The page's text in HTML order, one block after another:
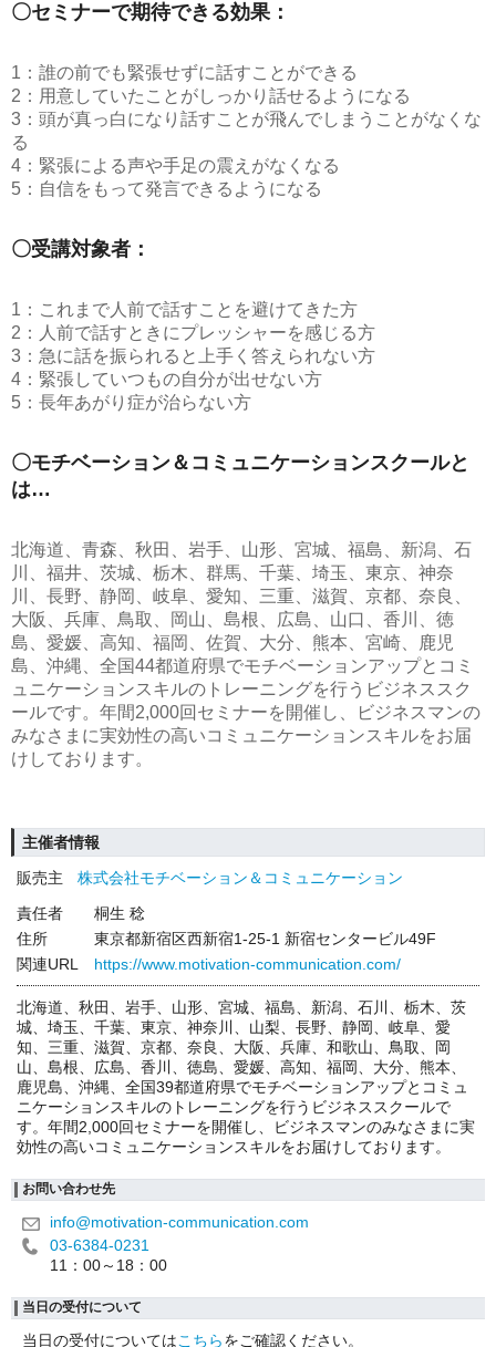
〇セミナーで期待できる効果：
1：誰の前でも緊張せずに話すことができる
2：用意していたことがしっかり話せるようになる
3：頭が真っ白になり話すことが飛んでしまうことがなくな
る
4：緊張による声や手足の震えがなくなる
5：自信をもって発言できるようになる
〇受講対象者：
1：これまで人前で話すことを避けてきた方
2：人前で話すときにプレッシャーを感じる方
3：急に話を振られると上手く答えられない方
4：緊張していつもの自分が出せない方
5：長年あがり症が治らない方
〇モチベーション＆コミュニケーションスクールと
は…
北海道、青森、秋田、岩手、山形、宮城、福島、新潟、石
川、福井、茨城、栃木、群馬、千葉、埼玉、東京、神奈
川、長野、静岡、岐阜、愛知、三重、滋賀、京都、奈良、
大阪、兵庫、鳥取、岡山、島根、広島、山口、香川、徳
島、愛媛、高知、福岡、佐賀、大分、熊本、宮崎、鹿児
島、沖縄、全国44都道府県でモチベーションアップとコミ
ュニケーションスキルのトレーニングを行うビジネススク
ールです。年間2,000回セミナーを開催し、ビジネスマンの
みなさまに実効性の高いコミュニケーションスキルをお届
けしております。
主催者情報
販売主
株式会社モチベーション＆コミュニケーション
責任者
桐生 稔
住所
東京都新宿区西新宿1-25-1 新宿センタービル49F
関連URL
https://www.motivation-communication.com/
北海道、秋田、岩手、山形、宮城、福島、新潟、石川、栃木、茨
城、埼玉、千葉、東京、神奈川、山梨、長野、静岡、岐阜、愛
知、三重、滋賀、京都、奈良、大阪、兵庫、和歌山、鳥取、岡
山、島根、広島、香川、徳島、愛媛、高知、福岡、大分、熊本、
鹿児島、沖縄、全国39都道府県でモチベーションアップとコミュ
ニケーションスキルのトレーニングを行うビジネススクールで
す。年間2,000回セミナーを開催し、ビジネスマンのみなさまに実
効性の高いコミュニケーションスキルをお届けしております。
お問い合わせ先
info@motivation-communication.com
03-6384-0231
11：00～18：00
当日の受付について
当日の受付についてはこちらをご確認ください。